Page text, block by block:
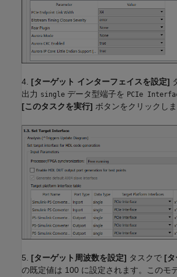
4. [ターゲット インターフェイスを設定]
出力 single データ型端子を PCIe
[このタスクを実行] ボタンをクリックしま
5. [ターゲット周波数を設定] タスクで [タ
の既定値は 100 に設定されます。このモ